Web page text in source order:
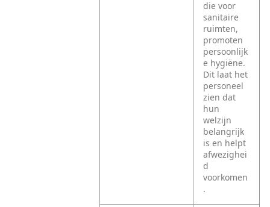
die voor
sanitaire
ruimten,
promoten
persoonlijk
e hygiëne.
Dit laat het
personeel
zien dat
hun
welzijn
belangrijk
is en helpt
afwezighei
d
voorkomen
.